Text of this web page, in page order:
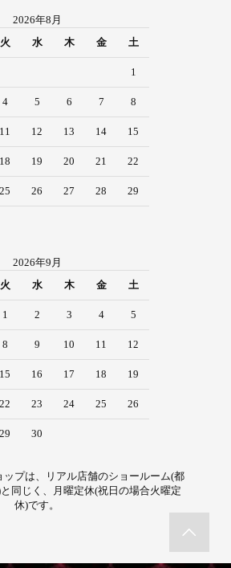
2026年8月
火 水 木 金 土
1
4 5 6 7 8
11 12 13 14 15
18 19 20 21 22
25 26 27 28 29
2026年9月
火 水 木 金 土
1 2 3 4 5
8 9 10 11 12
15 16 17 18 19
22 23 24 25 26
29 30
プは、リアル店舗のショールーム(都
同じく、月曜定休(祝日の場合火曜定
休)です。